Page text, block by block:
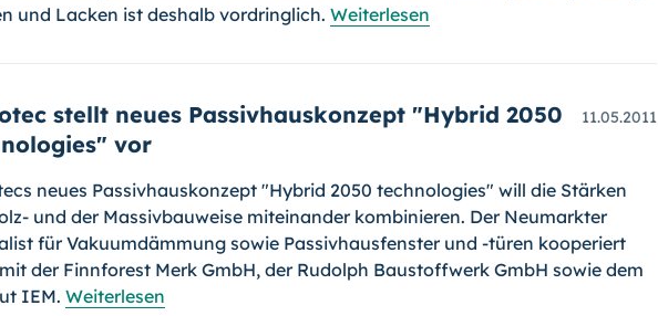
und Lacken ist deshalb vordringlich. Weiterlesen
stellt neues Passivhauskonzept "Hybrid 2050
vor
11.05.2011
neues Passivhauskonzept "Hybrid 2050 technologies" will die Stärken
und der Massivbauweise miteinander kombinieren. Der Neumarkter
für Vakuumdämmung sowie Passivhausfenster und -türen kooperiert
der Finnforest Merk GmbH, der Rudolph Baustoffwerk GmbH sowie dem
IEM. Weiterlesen